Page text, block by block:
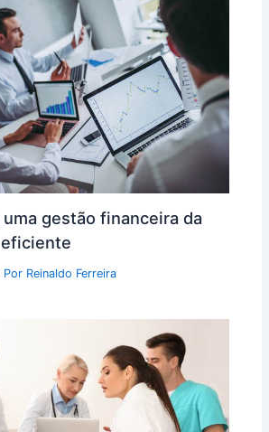
gestão financeira da
Por Reinaldo Ferreira